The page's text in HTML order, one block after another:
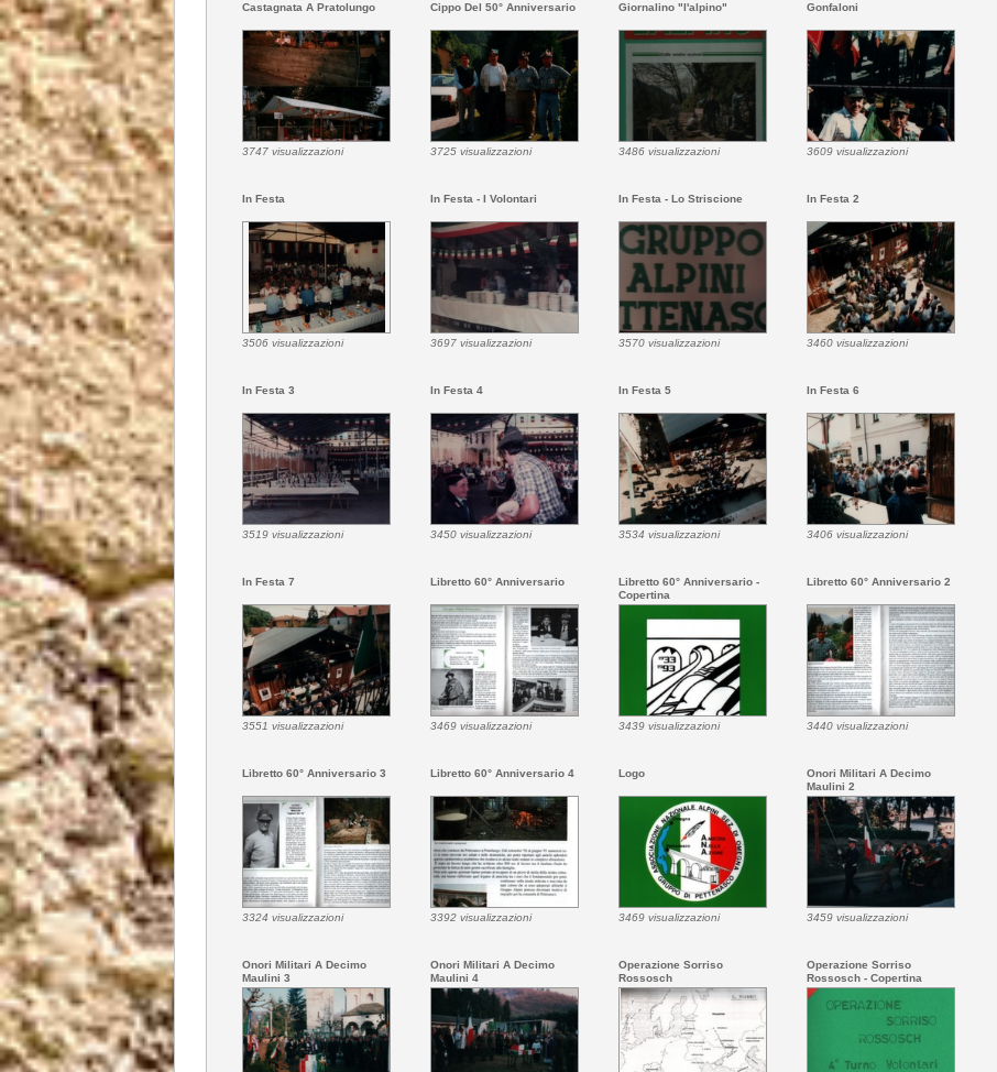
Castagnata A Pratolungo
3747 visualizzazioni
Cippo Del 50° Anniversario
3725 visualizzazioni
Giornalino "l'alpino"
3486 visualizzazioni
Gonfaloni
3609 visualizzazioni
In Festa
3506 visualizzazioni
In Festa - I Volontari
3697 visualizzazioni
In Festa - Lo Striscione
3570 visualizzazioni
In Festa 2
3460 visualizzazioni
In Festa 3
3519 visualizzazioni
In Festa 4
3450 visualizzazioni
In Festa 5
3534 visualizzazioni
In Festa 6
3406 visualizzazioni
In Festa 7
3551 visualizzazioni
Libretto 60° Anniversario
3469 visualizzazioni
Libretto 60° Anniversario -
Copertina
3439 visualizzazioni
Libretto 60° Anniversario 2
3440 visualizzazioni
Libretto 60° Anniversario 3
3324 visualizzazioni
Libretto 60° Anniversario 4
3392 visualizzazioni
Logo
3469 visualizzazioni
Onori Militari A Decimo
Maulini 2
3459 visualizzazioni
Onori Militari A Decimo
Maulini 3
Onori Militari A Decimo
Maulini 4
Operazione Sorriso
Rossosch
Operazione Sorriso
Rossosch - Copertina